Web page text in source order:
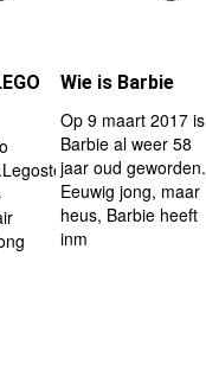
Wie is Barbie
Op 9 maart 2017 is
Barbie al weer 58
jaar oud geworden.
Eeuwig jong, maar
heus, Barbie heeft
inm